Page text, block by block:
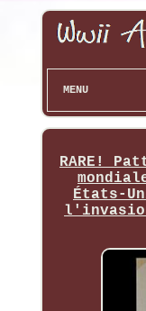
MENU
RARE!
États-